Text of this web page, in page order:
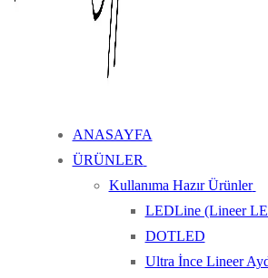
ANASAYFA
ÜRÜNLER
Kullanıma Hazır Ürünler
LEDLine (Lineer
DOTLED
Ultra İnce Lineer